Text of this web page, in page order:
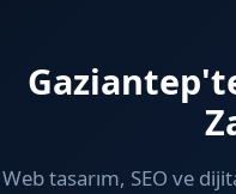
Web tasarım, SEO ve